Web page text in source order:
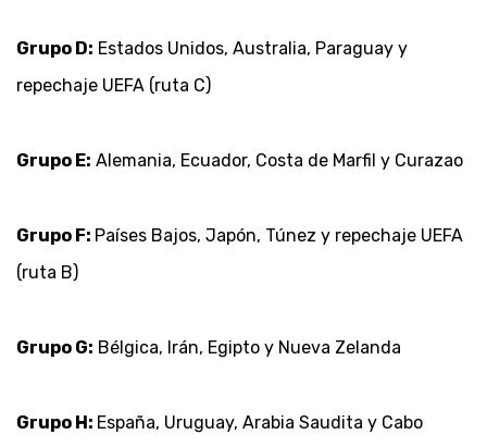
Grupo D: Estados Unidos, Australia, Paraguay y
repechaje UEFA (ruta C)
Grupo E: Alemania, Ecuador, Costa de Marfil y Curazao
Grupo F: Países Bajos, Japón, Túnez y repechaje UEFA
(ruta B)
Grupo G: Bélgica, Irán, Egipto y Nueva Zelanda
Grupo H: España, Uruguay, Arabia Saudita y Cabo